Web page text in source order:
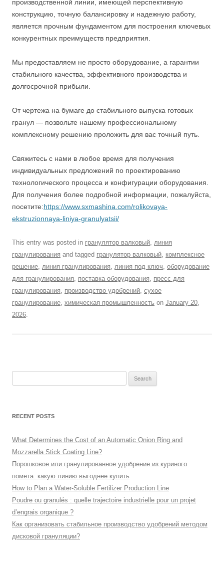
производственной линии, имеющей перспективную
конструкцию, точную балансировку и надежную работу,
является прочным фундаментом для построения ключевых
конкурентных преимуществ предприятия.
Мы предоставляем не просто оборудование, а гарантии
стабильного качества, эффективного производства и
долгосрочной прибыли.
От чертежа на бумаге до стабильного выпуска готовых
гранул — позвольте нашему профессиональному
комплексному решению проложить для вас точный путь.
Свяжитесь с нами в любое время для получения
индивидуальных предложений по проектированию
технологического процесса и конфигурации оборудования.
Для получения более подробной информации, пожалуйста,
посетите:https://www.sxmashina.com/rolikovaya-
ekstruzionnaya-liniya-granulyatsii/
This entry was posted in гранулятор валковый, линия
гранулирования and tagged гранулятор валковый, комплексное
решение, линия гранулирования, линия под ключ, оборудование
для гранулирования, поставка оборудования, пресс для
гранулирования, производство удобрений, сухое
гранулирование, химическая промышленность on January 20,
2026.
RECENT POSTS
What Determines the Cost of an Automatic Onion Ring and
Mozzarella Stick Coating Line?
Порошковое или гранулированное удобрение из куриного
помета: какую линию выгоднее купить
How to Plan a Water-Soluble Fertilizer Production Line
Poudre ou granulés : quelle trajectoire industrielle pour un projet
d’engrais organique ?
Как организовать стабильное производство удобрений методом
дисковой грануляции?